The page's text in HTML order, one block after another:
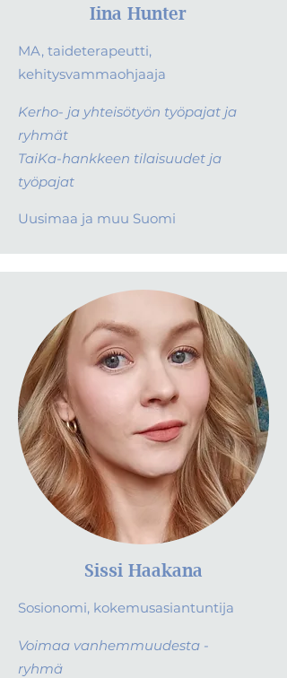
Iina Hunter
MA, taideterapeutti,
kehitysvammaohjaaja
Kerho- ja yhteisötyön työpajat ja
ryhmät
TaiKa-hankkeen tilaisuudet ja
työpajat
Uusimaa ja muu Suomi
Sissi Haakana
Sosionomi, kokemusasiantuntija
Voimaa vanhemmuudesta -
ryhmä